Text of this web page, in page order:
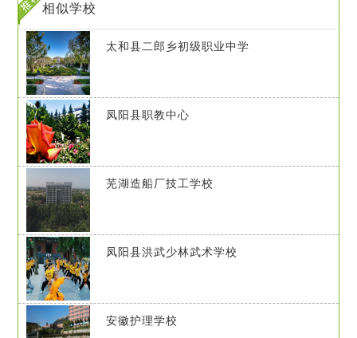
相似学校
太和县二郎乡初级职业中学
凤阳县职教中心
芜湖造船厂技工学校
凤阳县洪武少林武术学校
安徽护理学校